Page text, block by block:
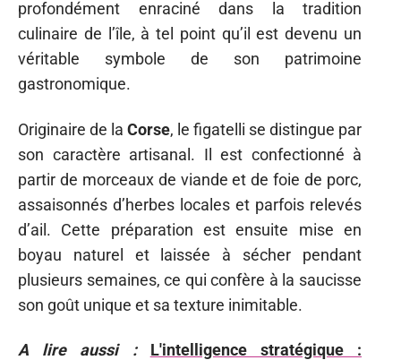
profondément enraciné dans la tradition
culinaire de l’île, à tel point qu’il est devenu un
véritable symbole de son patrimoine
gastronomique.
Originaire de la Corse, le figatelli se distingue par
son caractère artisanal. Il est confectionné à
partir de morceaux de viande et de foie de porc,
assaisonnés d’herbes locales et parfois relevés
d’ail. Cette préparation est ensuite mise en
boyau naturel et laissée à sécher pendant
plusieurs semaines, ce qui confère à la saucisse
son goût unique et sa texture inimitable.
A lire aussi :
L'intelligence stratégique :